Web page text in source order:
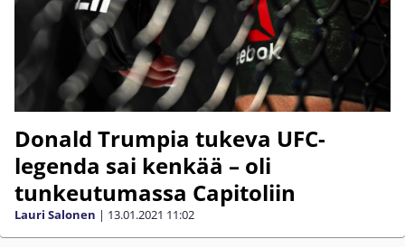
Donald Trumpia tukeva UFC-
legenda sai kenkää – oli
tunkeutumassa Capitoliin
Lauri Salonen | 13.01.2021 11:02